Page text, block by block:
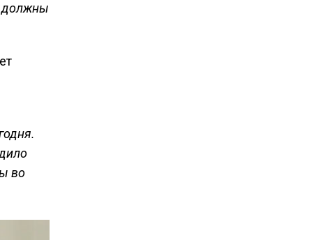
должны
во